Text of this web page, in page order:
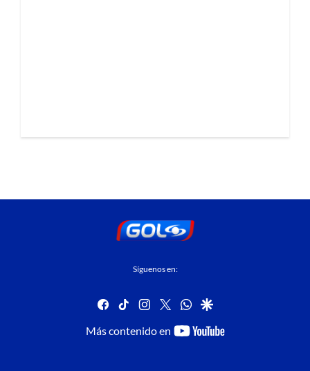
Síguenos en:
facebook
tiktok instagram
twitterwhatsapp
google
Más contenido en
youtube-